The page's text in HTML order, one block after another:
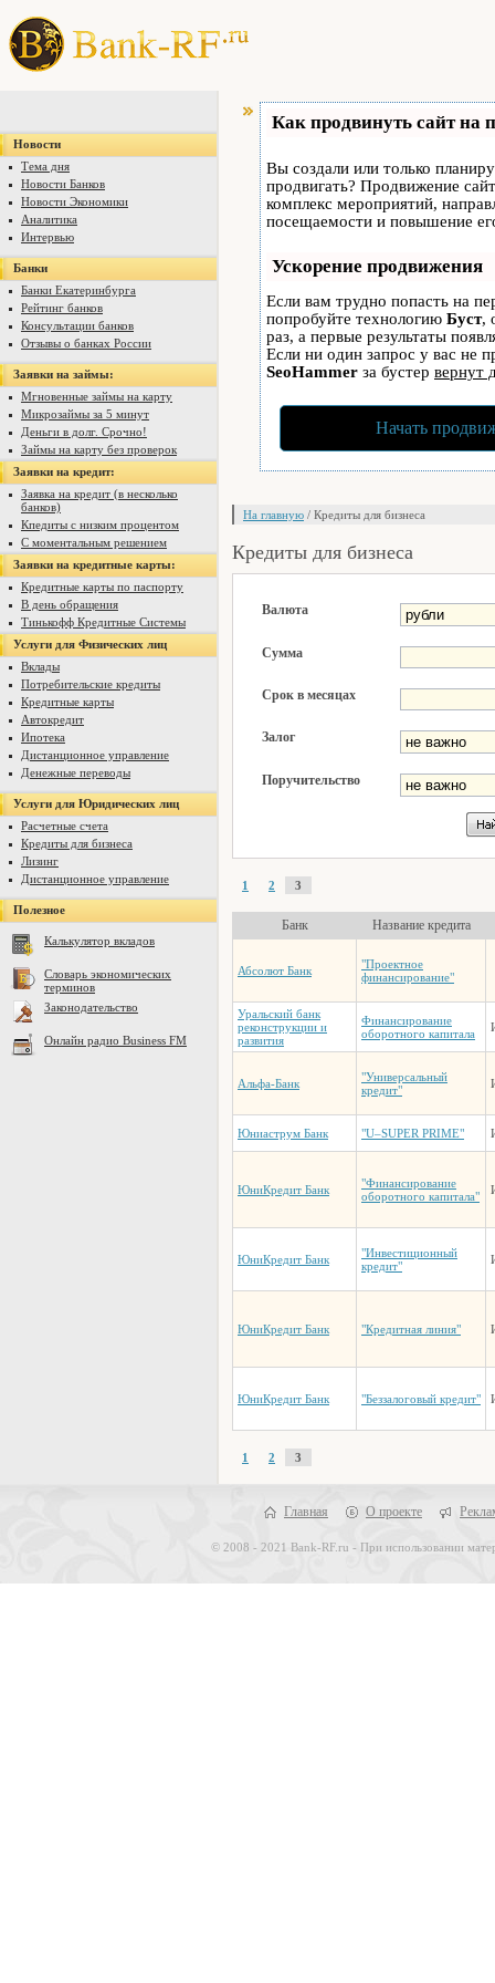
Новости
Тема дня
Новости Банков
Новости Экономики
Аналитика
Интервью
Банки
Банки Екатеринбурга
Рейтинг банков
Консультации банков
Отзывы о банках России
Заявки на займы:
Мгновенные займы на карту
Микрозаймы за 5 минут
Деньги в долг. Срочно!
Займы на карту без проверок
Заявки на кредит:
Заявка на кредит (в несколько
банков)
Кпедиты с низким процентом
С моментальным решением
Заявки на кредитные карты:
Кредитные карты по паспорту
В день обращения
Тинькофф Кредитные Системы
Услуги для Физических лиц
Вклады
Потребительские кредиты
Кредитные карты
Автокредит
Ипотека
Дистанционное управление
Денежные переводы
Услуги для Юридических лиц
Расчетные счета
Кредиты для бизнеса
Лизинг
Дистанционное управление
Полезное
Калькулятор вкладов
Словарь экономических
терминов
Законодательство
Онлайн радио Business FM
Как продвинуть сайт на
Вы создали или только
продвигать? Продвижение
комплекс мероприятий,
посещаемости и повышение
Ускорение продвижения
Если вам трудно попасть на
попробуйте технологию Буст,
раз, а первые результаты
Если ни один запрос у вас не
SeoHammer за бустер вернут
Начать
На главную / Кредиты для бизнеса
Кредиты для бизнеса
Валюта
Сумма
Срок в месяцах
Залог
Поручительство
1 2 3
Банк Название кредита
Абсолют Банк
"Проектное
финансирование"
Уральский банк
реконструкции и
развития
Финансирование
оборотного капитала
Альфа-Банк
"Универсальный
кредит"
Юниаструм Банк "U–SUPER PRIME"
ЮниКредит Банк
"Финансирование
оборотного капитала"
ЮниКредит Банк
"Инвестиционный
кредит"
ЮниКредит Банк "Кредитная линия"
ЮниКредит Банк "Беззалоговый кредит"
1 2 3
Главная О проекте
© 2008 - 2021 Bank-RF.ru - При использовании